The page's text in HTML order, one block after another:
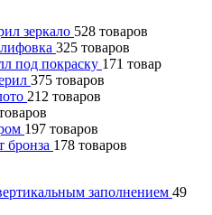
зеркало 528 товаров
325 товаров
под покраску 171 товар
375 товаров
212 товаров
197 товаров
бронза 178 товаров
заполнением 49